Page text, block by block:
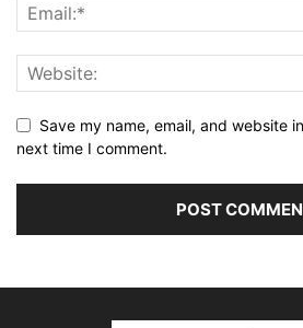
Save my name, email, and website
next time I comment.